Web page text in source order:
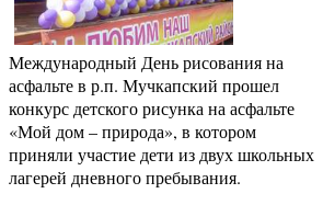
Международный День рисования на
асфальте в р.п. Мучкапский прошел
конкурс детского рисунка на асфальте
«Мой дом – природа», в котором
приняли участие дети из двух школьных
лагерей дневного пребывания.